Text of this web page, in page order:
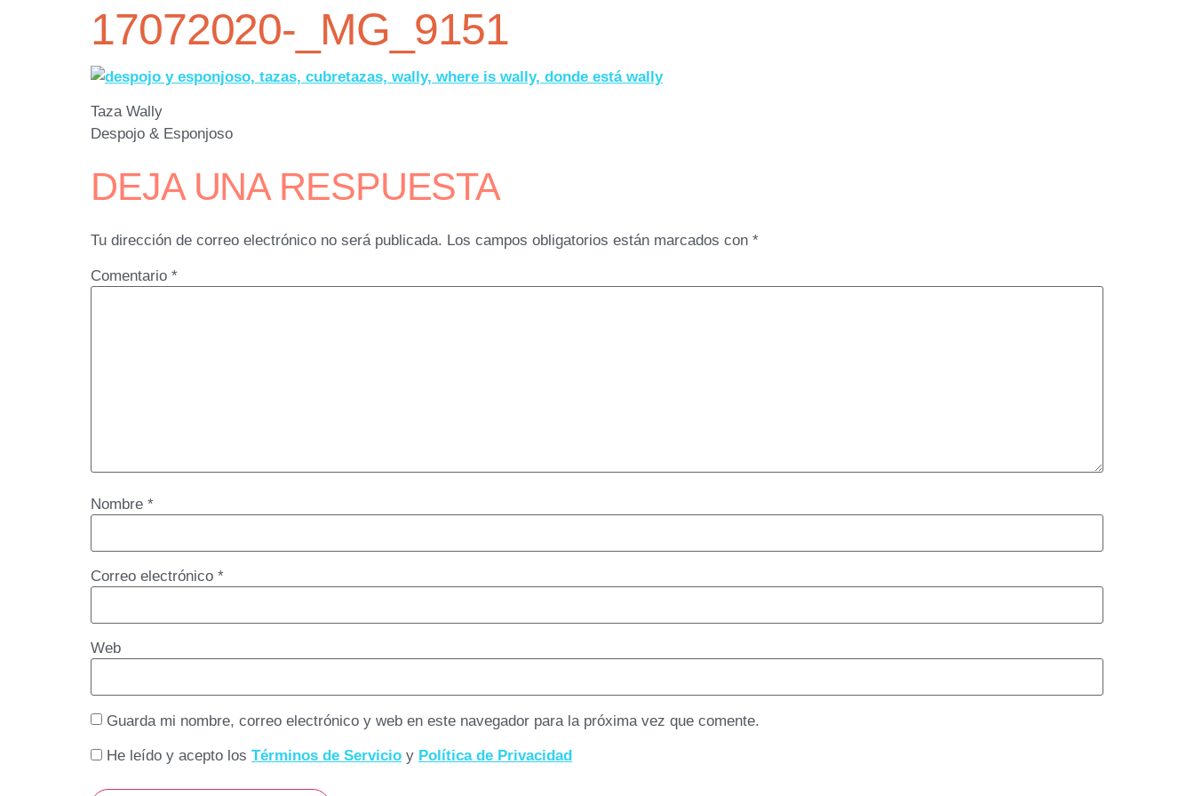
17072020-_MG_9151
Taza Wally
Despojo & Esponjoso
DEJA UNA RESPUESTA
Tu dirección de correo electrónico no será publicada. Los campos obligatorios están marcados con *
Comentario *
Nombre *
Correo electrónico *
Web
Guarda mi nombre, correo electrónico y web en este navegador para la próxima vez que comente.
He leído y acepto los Términos de Servicio y Política de Privacidad